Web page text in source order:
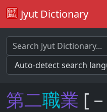
Jyut Dictionary
第二職業 [